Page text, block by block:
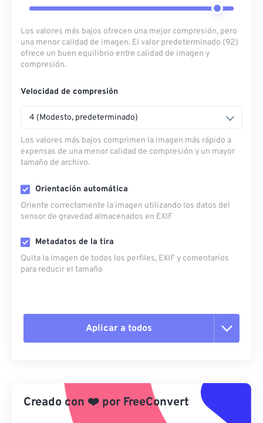
Los valores más bajos ofrecen una mejor compresión, pero
una menor calidad de imagen. El valor predeterminado (92)
ofrece un buen equilibrio entre calidad de imagen y
compresión.
Velocidad de compresión
4 (Modesto, predeterminado)
Los valores más bajos comprimen la imagen más rápido a
expensas de una menor calidad de compresión y un mayor
tamaño de archivo.
Orientación automática
Oriente correctamente la imagen utilizando los datos del
sensor de gravedad almacenados en EXIF
Metadatos de la tira
Quita la imagen de todos los perfiles, EXIF ​​y comentarios
para reducir el tamaño
Aplicar a todos
Aplicar desde el ajuste preestablecido
Guardar como preestablecido
Creado con ❤️ por FreeConvert